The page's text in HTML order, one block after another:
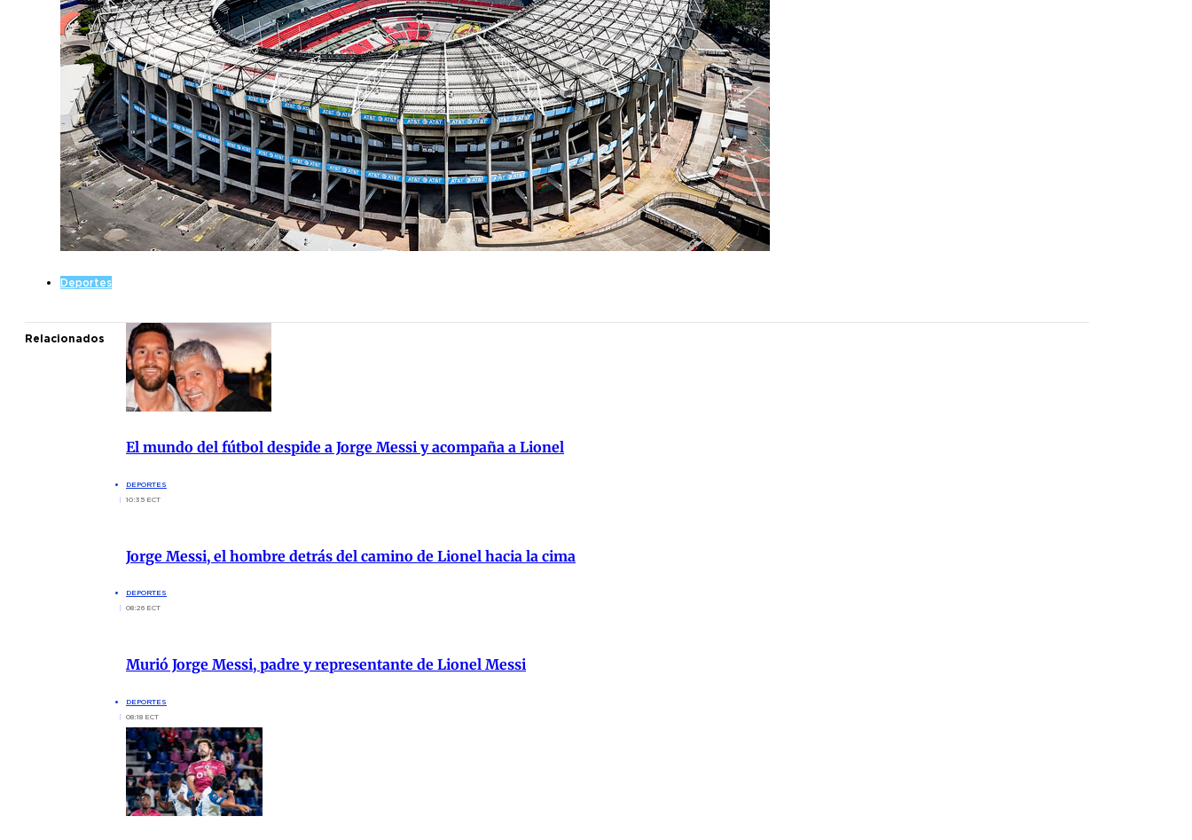
Deportes
Relacionados
El mundo del fútbol despide a Jorge Messi y acompaña a Lionel
DEPORTES
10:35 ECT
Jorge Messi, el hombre detrás del camino de Lionel hacia la cima
DEPORTES
08:26 ECT
Murió Jorge Messi, padre y representante de Lionel Messi
DEPORTES
08:18 ECT